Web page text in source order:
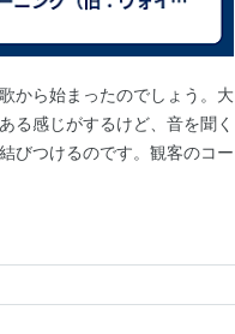
から始まったのでしょう。大
る感じがするけど、音を聞く
びつけるのです。観客のコー